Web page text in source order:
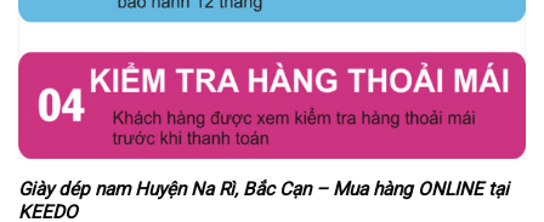
Giày dép nam Huyện Na Rì, Bắc Cạn – Mua hàng ONLINE tại
KEEDO